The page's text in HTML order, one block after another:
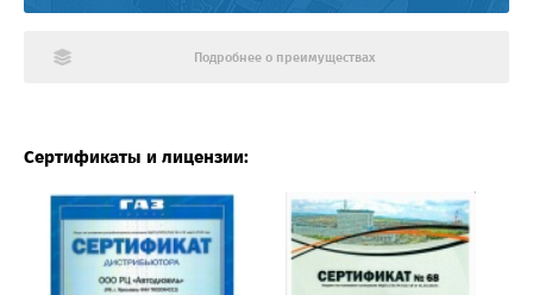
Подробнее о преимуществах
Сертификаты и лицензии: